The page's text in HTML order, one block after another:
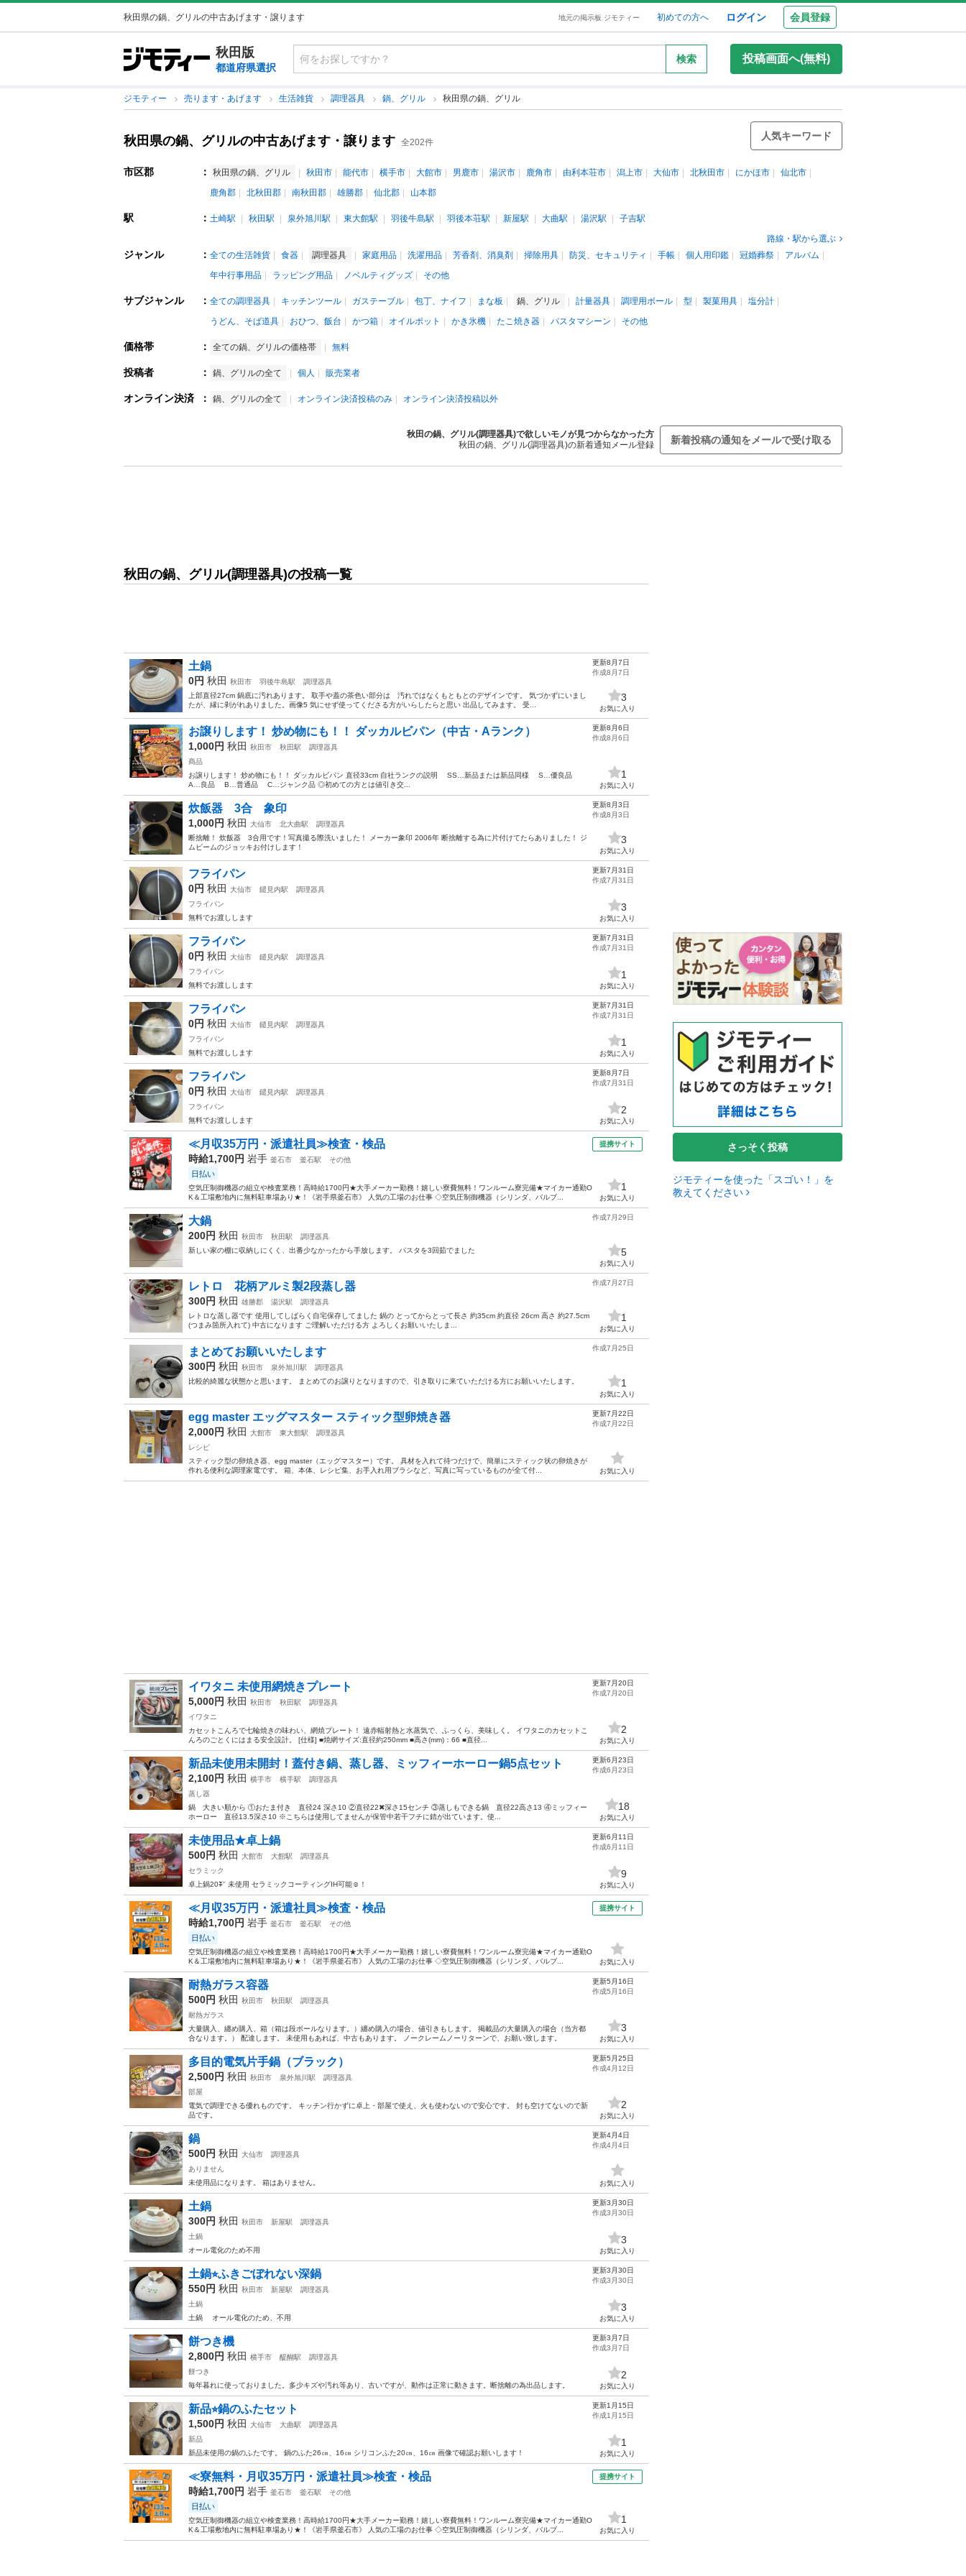
秋田県の鍋、グリルの中古あげます・譲ります 地元の掲示板 ジモティー 初めての方へ ログイン 会員登録
秋田版
都道府県選択
検索 投稿画面へ(無料)
ジモティー 売ります・あげます 生活雑貨 調理器具 鍋、グリル 秋田県の鍋、グリル
秋田県の鍋、グリルの中古あげます・譲ります 全202件
人気キーワード
市区郡 ： 秋田県の鍋、グリル 秋田市 能代市 横手市 大館市 男鹿市 湯沢市 鹿角市 由利本荘市 潟上市 大仙市 北秋田市 にかほ市
仙北市
鹿角郡
北秋田郡 南秋田郡 雄勝郡 仙北郡 山本郡
駅 ： 土崎駅 秋田駅 泉外旭川駅 東大館駅 羽後牛島駅 羽後本荘駅 新屋駅 大曲駅 湯沢駅
子吉駅
路線・駅から選ぶ
ジャンル ： 全ての生活雑貨 食器 調理器具 家庭用品 洗濯用品 芳香剤、消臭剤 掃除用具 防災、セキュリティ 手帳 個人用印鑑 冠婚葬祭
アルバム
年中行事用品
ラッピング用品 ノベルティグッズ その他
サブジャンル ： 全ての調理器具 キッチンツール ガステーブル 包丁、ナイフ まな板 鍋、グリル 計量器具 調理用ボール 型 製菓用具
塩分計
うどん、そば道具
おひつ、飯台 かつ箱 オイルポット かき氷機 たこ焼き器 パスタマシーン その他
価格帯 ： 全ての鍋、グリルの価格帯 無料
投稿者 ： 鍋、グリルの全て 個人 販売業者
オンライン決済 ： 鍋、グリルの全て オンライン決済投稿のみ オンライン決済投稿以外
秋田の鍋、グリル(調理器具)で欲しいモノが見つからなかった方
秋田の鍋、グリル(調理器具)の新着通知メール登録
新着投稿の通知をメールで受け取る
秋田の鍋、グリル(調理器具)の投稿一覧
土鍋
0円 秋田 秋田市 羽後牛島駅
調理器具
上部直径27cm 鍋底に汚れあります。 取手や蓋の茶色い部分は 汚れではなくもともとのデザインです。 気づかずにいまし
たが、縁に剥がれありました。画像5 気にせず使ってくださる方がいらしたらと思い 出品してみます。 受...
更新8月7日
作成8月7日
3
お気に入り
お譲りします！ 炒め物にも！！ ダッカルビパン（中古・Aランク）
1,000円 秋田 秋田市 秋田駅
調理器具
商品
お譲りします！ 炒め物にも！！ ダッカルビパン 直径33cm 自社ランクの説明 SS…新品または新品同様 S…優良品
A…良品 B…普通品 C…ジャンク品 ◎初めての方とは値引き交...
更新8月6日
作成8月6日
1
お気に入り
炊飯器 3合 象印
1,000円 秋田 大仙市 北大曲駅
調理器具
断捨離！ 炊飯器 3合用です！写真撮る際洗いました！ メーカー象印 2006年 断捨離する為に片付けてたらありました！ ジ
ムビームのジョッキお付けします！
更新8月3日
作成8月3日
3
お気に入り
フライパン
0円 秋田 大仙市 鑓見内駅
調理器具
フライパン
無料でお渡しします
更新7月31日
作成7月31日
3
お気に入り
フライパン
0円 秋田 大仙市 鑓見内駅
調理器具
フライパン
無料でお渡しします
更新7月31日
作成7月31日
1
お気に入り
フライパン
0円 秋田 大仙市 鑓見内駅
調理器具
フライパン
無料でお渡しします
更新7月31日
作成7月31日
1
お気に入り
フライパン
0円 秋田 大仙市 鑓見内駅
調理器具
フライパン
無料でお渡しします
更新8月7日
作成7月31日
2
お気に入り
≪月収35万円・派遣社員≫検査・検品
時給1,700円 岩手 釜石市 釜石駅 その他
日払い
空気圧制御機器の組立や検査業務！高時給1700円★大手メーカー勤務！嬉しい寮費無料！ワンルーム寮完備★マイカー通勤O
K＆工場敷地内に無料駐車場あり★！《岩手県釜石市》 人気の工場のお仕事 ◇空気圧制御機器（シリンダ、バルブ...
提携サイト
1
お気に入り
大鍋
200円 秋田 秋田市 秋田駅
調理器具
新しい家の棚に収納しにくく、出番少なかったから手放します。 パスタを3回茹でました
作成7月29日
5
お気に入り
レトロ 花柄アルミ製2段蒸し器
300円 秋田 雄勝郡 湯沢駅
調理器具
レトロな蒸し器です 使用してしばらく自宅保存してました 鍋の とってからとって長さ 約35cm 約直径 26cm 高さ 約27.5cm
(つまみ箇所入れて) 中古になります ご理解いただける方 よろしくお願いいたしま...
作成7月27日
1
お気に入り
まとめてお願いいたします
300円 秋田 秋田市 泉外旭川駅
調理器具
比較的綺麗な状態かと思います。 まとめてのお譲りとなりますので、引き取りに来ていただける方にお願いいたします。
作成7月25日
1
お気に入り
egg master エッグマスター スティック型卵焼き器
2,000円 秋田 大館市 東大館駅
調理器具
レシピ
スティック型の卵焼き器、egg master（エッグマスター）です。 具材を入れて待つだけで、簡単にスティック状の卵焼きが
作れる便利な調理家電です。 箱、本体、レシピ集、お手入れ用ブラシなど、写真に写っているものが全て付...
更新7月22日
作成7月22日
お気に入り
イワタニ 未使用網焼きプレート
5,000円 秋田 秋田市 秋田駅
調理器具
イワタニ
カセットこんろで七輪焼きの味わい、網焼プレート！ 遠赤輻射熱と水蒸気で、ふっくら、美味しく。 イワタニのカセットこ
んろのごとくにはまる安全設計。 [仕様] ■焼網サイズ:直径約250mm ■高さ(mm)：66 ■直径...
更新7月20日
作成7月20日
2
お気に入り
新品未使用未開封！蓋付き鍋、蒸し器、ミッフィーホーロー鍋5点セット
2,100円 秋田 横手市 横手駅
調理器具
蒸し器
鍋 大きい順から ①おたま付き 直径24 深さ10 ②直径22✖︎深さ15センチ ③蒸しもできる鍋 直径22高さ13 ④ミッフィー
ホーロー 直径13.5深さ10 ※こちらは使用してませんが保管中若干フチに錆が出ています。使...
更新6月23日
作成6月23日
18
お気に入り
未使用品★卓上鍋
500円 秋田 大館市 大館駅
調理器具
セラミック
卓上鍋20㌢ 未使用 セラミックコーティングIH可能☺︎！
更新6月11日
作成6月11日
9
お気に入り
≪月収35万円・派遣社員≫検査・検品
時給1,700円 岩手 釜石市 釜石駅 その他
日払い
空気圧制御機器の組立や検査業務！高時給1700円★大手メーカー勤務！嬉しい寮費無料！ワンルーム寮完備★マイカー通勤O
K＆工場敷地内に無料駐車場あり★！《岩手県釜石市》 人気の工場のお仕事 ◇空気圧制御機器（シリンダ、バルブ...
提携サイト
お気に入り
耐熱ガラス容器
500円 秋田 秋田市 秋田駅
調理器具
耐熱ガラス
大量購入、纏め購入、箱（箱は段ボールなります。）纏め購入の場合、値引きもします。 掲載品の大量購入の場合（当方都
合なります。） 配達します。 未使用もあれば、中古もあります。 ノークレームノーリターンで、お願い致します。
更新5月16日
作成5月16日
3
お気に入り
多目的電気片手鍋（ブラック）
2,500円 秋田 秋田市 泉外旭川駅
調理器具
部屋
電気で調理できる優れものです。 キッチン行かずに卓上・部屋で使え、火も使わないので安心です。 封も空けてないので新
品です。
更新5月25日
作成4月12日
2
お気に入り
鍋
500円 秋田 大仙市
調理器具
ありません
未使用品になります。 箱はありません。
更新4月4日
作成4月4日
お気に入り
土鍋
300円 秋田 秋田市 新屋駅
調理器具
土鍋
オール電化のため不用
更新3月30日
作成3月30日
3
お気に入り
土鍋⭐︎ふきごぼれない深鍋
550円 秋田 秋田市 新屋駅
調理器具
土鍋
土鍋 オール電化のため、不用
更新3月30日
作成3月30日
3
お気に入り
餅つき機
2,800円 秋田 横手市 醍醐駅
調理器具
餅つき
毎年暮れに使っておりました。多少キズや汚れ等あり、古いですが、動作は正常に動きます。断捨離の為出品します。
更新3月7日
作成3月7日
2
お気に入り
新品⭐︎鍋のふたセット
1,500円 秋田 大仙市 大曲駅
調理器具
新品
新品未使用の鍋のふたです。 鍋のふた26㎝、16㎝ シリコンふた20㎝、16㎝ 画像で確認お願いします！
更新1月15日
作成1月15日
1
お気に入り
≪寮無料・月収35万円・派遣社員≫検査・検品
時給1,700円 岩手 釜石市 釜石駅 その他
日払い
空気圧制御機器の組立や検査業務！高時給1700円★大手メーカー勤務！嬉しい寮費無料！ワンルーム寮完備★マイカー通勤O
K＆工場敷地内に無料駐車場あり★！《岩手県釜石市》 人気の工場のお仕事 ◇空気圧制御機器（シリンダ、バルブ...
提携サイト
1
お気に入り
さっそく投稿
ジモティーを使った「スゴい！」を
教えてください